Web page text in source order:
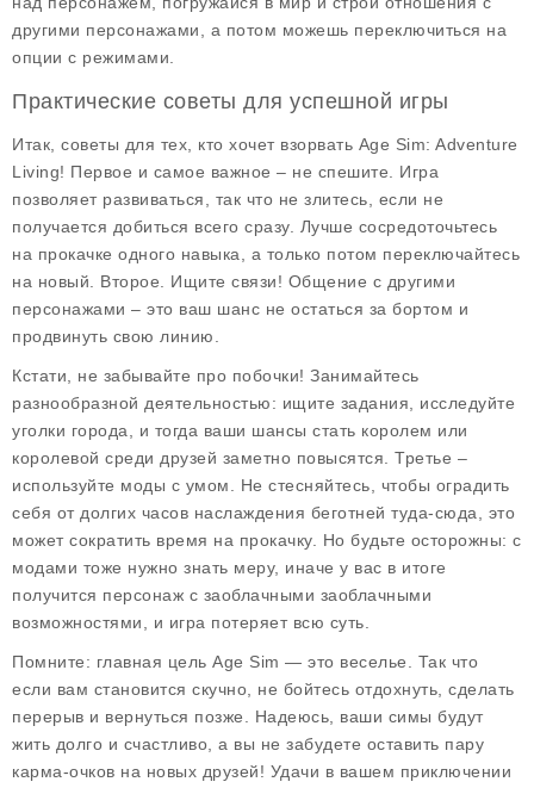
другими персонажами, а потом можешь переключиться на
опции с режимами.
Практические советы для успешной игры
Итак, советы для тех, кто хочет взорвать Age Sim: Adventure
Living! Первое и самое важное – не спешите . Игра
позволяет развиваться, так что не злитесь, если не
получается добиться всего сразу. Лучше сосредоточьтесь
на прокачке одного навыка, а только потом переключайтесь
на новый. Второе. Ищите связи! Общение с другими
персонажами – это ваш шанс не остаться за бортом и
продвинуть свою линию.
Кстати, не забывайте про побочки! Занимайтесь
разнообразной деятельностью: ищите задания, исследуйте
уголки города, и тогда ваши шансы стать королем или
королевой среди друзей заметно повысятся. Третье –
используйте моды с умом. Не стесняйтесь, чтобы оградить
себя от долгих часов наслаждения беготней туда-сюда, это
может сократить время на прокачку. Но будьте осторожны: с
модами тоже нужно знать меру, иначе у вас в итоге
получится персонаж с заоблачными заоблачными
возможностями, и игра потеряет всю суть.
Помните: главная цель Age Sim — это веселье. Так что
если вам становится скучно, не бойтесь отдохнуть, сделать
перерыв и вернуться позже. Надеюсь, ваши симы будут
жить долго и счастливо, а вы не забудете оставить пару
карма-очков на новых друзей! Удачи в вашем приключении